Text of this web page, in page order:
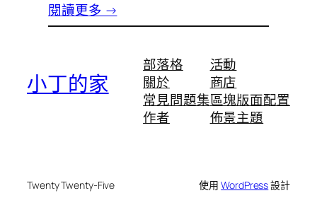
閱讀更多 →
小丁的家
部落格
關於
常見問題集
作者
活動
商店
區塊版面配置
佈景主題
Twenty Twenty-Five 使用WordPress設計